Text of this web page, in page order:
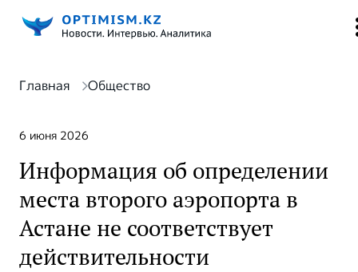
Главная Общество
6 июня 2026
Информация об определении
места второго аэропорта в
Астане не соответствует
действительности